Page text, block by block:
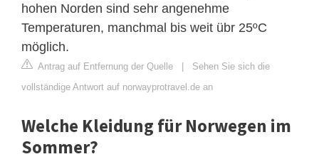
hohen Norden sind sehr angenehme
Temperaturen, manchmal bis weit übr 25ºC
möglich.
Antrag auf Entfernung der Quelle | Sehen Sie sich die
vollständige Antwort auf norwayprotravel.de an
Welche Kleidung für Norwegen im
Sommer?